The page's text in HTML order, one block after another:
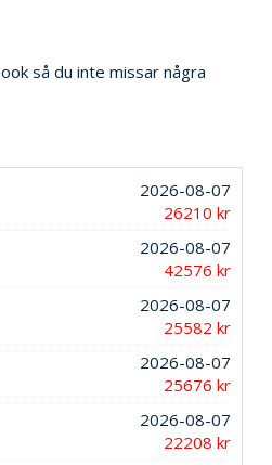
så du inte missar några
2026-08-07
26210 kr
2026-08-07
42576 kr
2026-08-07
25582 kr
2026-08-07
25676 kr
2026-08-07
22208 kr